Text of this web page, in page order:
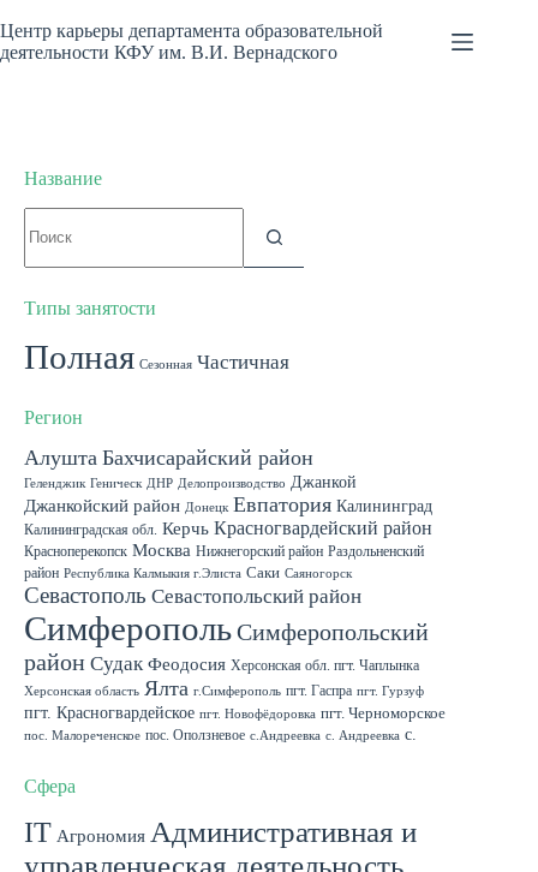
к
сути
Центр карьеры департамента образовательной
деятельности КФУ им. В.И. Вернадского
Название
не
Типы занятости
Полная Сезонная Частичная
Регион
Алушта Бахчисарайский район
Геленджик Геническ ДНР Делопроизводство Джанкой
Джанкойский район Донецк Евпатория Калининград
Калининградская обл. Керчь Красногвардейский район
Красноперекопск Москва Нижнегорский район Раздольненский
район Республика Калмыкия г.Элиста Саки Саяногорск
Севастополь Севастопольский район
СимферопольСимферопольский
район Судак Феодосия Херсонская обл. пгт. Чаплынка
Херсонская область Ялта г.Симферополь пгт. Гаспра пгт. Гурзуф
пгт. Красногвардейское пгт. Новофёдоровка пгт. Черноморское
пос. Малореченское пос. Оползневое с.Андреевка с. Андреевка с.
с.Школьное
Сфера
IT Агрономия Административная и